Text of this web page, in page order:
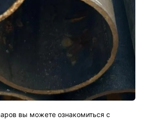
вы можете ознакомиться с